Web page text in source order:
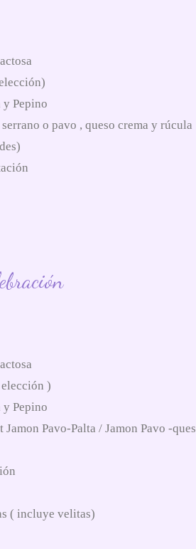
Pepino
o pavo , queso crema y rúcula
)
Pepino
Pavo-Palta / Jamon Pavo -
( incluye velitas)